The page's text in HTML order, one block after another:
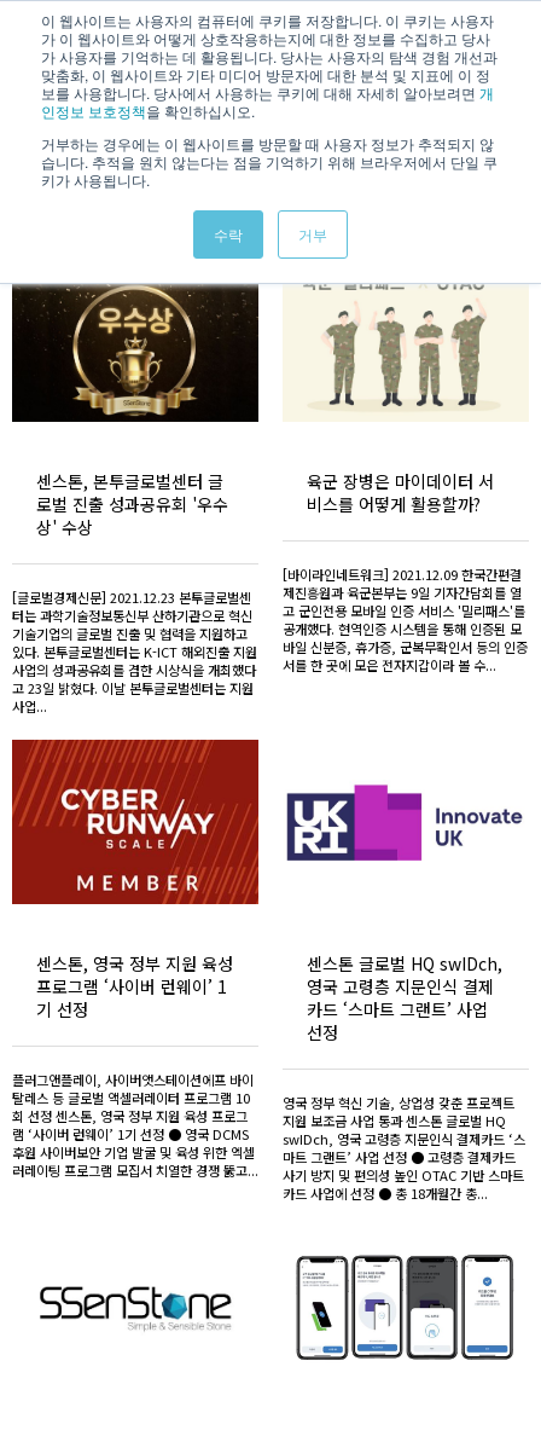
이 웹사이트는 사용자의 컴퓨터에 쿠키를 저장합니다. 이 쿠키는 사용자
가 이 웹사이트와 어떻게 상호작용하는지에 대한 정보를 수집하고 당사
가 사용자를 기억하는 데 활용됩니다. 당사는 사용자의 탐색 경험 개선과
맞춤화, 이 웹사이트와 기타 미디어 방문자에 대한 분석 및 지표에 이 정
보를 사용합니다. 당사에서 사용하는 쿠키에 대해 자세히 알아보려면 개
인정보 보호정책을 확인하십시오.
거부하는 경우에는 이 웹사이트를 방문할 때 사용자 정보가 추적되지 않
습니다. 추적을 원치 않는다는 점을 기억하기 위해 브라우저에서 단일 쿠
키가 사용됩니다.
수락 거부
KOREAN / ENGLISH
News & Information
센스톤, 본투글로벌센터 글
로벌 진출 성과공유회 '우수
상' 수상
[글로벌경제신문] 2021.12.23 본투글로벌센
터는 과학기술정보통신부 산하기관으로 혁신
기술기업의 글로벌 진출 및 협력을 지원하고
있다. 본투글로벌센터는 K-ICT 해외진출 지원
사업의 성과공유회를 겸한 시상식을 개최했다
고 23일 밝혔다. 이날 본투글로벌센터는 지원
사업...
육군 장병은 마이데이터 서
비스를 어떻게 활용할까?
[바이라인네트워크] 2021.12.09 한국간편결
제진흥원과 육군본부는 9일 기자간담회를 열
고 군인전용 모바일 인증 서비스 '밀리패스'를
공개했다. 현역인증 시스템을 통해 인증된 모
바일 신분증, 휴가증, 군복무확인서 등의 인증
서를 한 곳에 모은 전자지갑이라 볼 수...
센스톤, 영국 정부 지원 육성
프로그램 ‘사이버 런웨이’ 1
기 선정
플러그앤플레이, 사이버앳스테이션에프 바이
탈레스 등 글로벌 액셀러레이터 프로그램 10
회 선정 센스톤, 영국 정부 지원 육성 프로그
램 ‘사이버 런웨이’ 1기 선정 ● 영국 DCMS
후원 사이버보안 기업 발굴 및 육성 위한 엑셀
러레이팅 프로그램 모집서 치열한 경쟁 뚫고...
센스톤 글로벌 HQ swIDch,
영국 고령층 지문인식 결제
카드 ‘스마트 그랜트’ 사업
선정
영국 정부 혁신 기술, 상업성 갖춘 프로젝트
지원 보조금 사업 통과 센스톤 글로벌 HQ
swIDch, 영국 고령층 지문인식 결제카드 ‘스
마트 그랜트’ 사업 선정 ● 고령층 결제카드
사기 방지 및 편의성 높인 OTAC 기반 스마트
카드 사업에 선정 ● 총 18개월간 총...